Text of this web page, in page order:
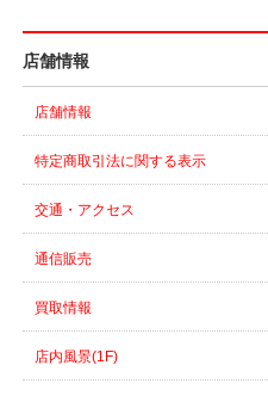
店舗情報
店舗情報
特定商取引法に関する表示
交通・アクセス
通信販売
買取情報
店内風景(1F)